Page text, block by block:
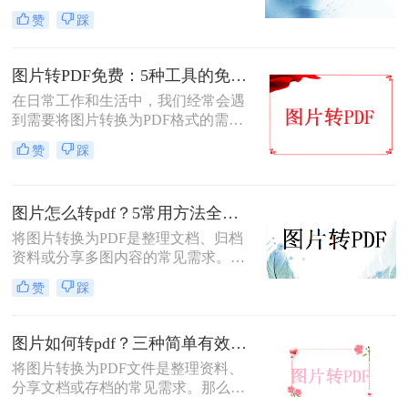
整理资料，PDF格式都能更好地保证
内容的完整性和兼容性。那么图片转
机、在线工具等多种转换方法，总有
一种适合你！
赞 踩
图片转PDF免费：5种工具的免费额度、水印和文件限制对比！
在日常工作和生活中，我们经常会遇
到需要将图片转换为PDF格式的需
求。无论是为了方便存档、分享或打
印，将图片转换为PDF格式是一项很
简便方法来帮助您免费将图片转换为
PDF格式。
赞 踩
图片怎么转pdf？5常用方法全攻略！
将图片转换为PDF是整理文档、归档
资料或分享多图内容的常见需求。那
么图片怎么转pdf呢？本文系统梳理5
类主流方法，助你快速实现图片转
赞 踩
图片如何转pdf？三种简单有效的方法分享！
将图片转换为PDF文件是整理资料、
分享文档或存档的常见需求。那么图